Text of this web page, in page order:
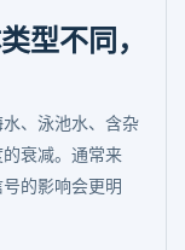
型不同，
、泳池水、含杂
衰减。通常来
的影响会更明